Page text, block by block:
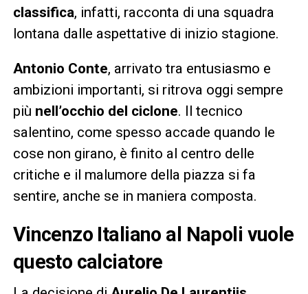
classifica, infatti, racconta di una squadra
lontana dalle aspettative di inizio stagione.
Antonio Conte, arrivato tra entusiasmo e
ambizioni importanti, si ritrova oggi sempre
più nell’occhio del ciclone. Il tecnico
salentino, come spesso accade quando le
cose non girano, è finito al centro delle
critiche e il malumore della piazza si fa
sentire, anche se in maniera composta.
Vincenzo Italiano al Napoli vuole
questo calciatore